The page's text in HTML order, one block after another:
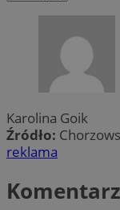
Karolina Goik
Źródło:
reklama